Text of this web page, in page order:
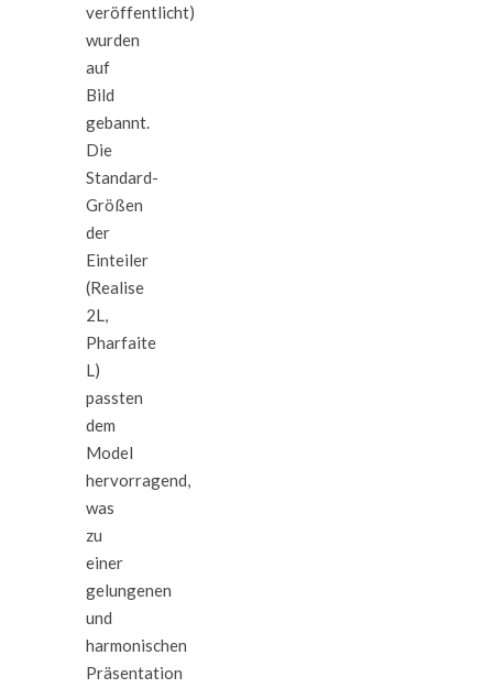
veröffentlicht)
wurden
auf
Bild
gebannt.
Die
Standard-
Größen
der
Einteiler
(Realise
2L,
Pharfaite
L)
passten
dem
Model
hervorragend,
was
zu
einer
gelungenen
und
harmonischen
Präsentation